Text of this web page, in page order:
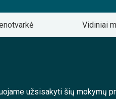
Vidiniai
užsisakyti šių mokymų